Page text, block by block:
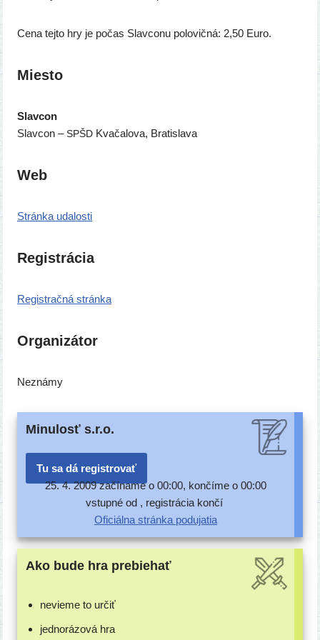
Cena tej­to hry je počas Slavconu polo­vič­ná: 2,50 Euro.
Miesto
Slavcon
Slavcon – SPŠDKvačalova, Bratislava
Web
Stránka uda­los­ti
Registrácia
Registračná strán­ka
Organizátor
Neznámy
Minulosť s.r.o.
Tu sa dá registrovať
25. 4. 2009 začí­na­me o 00:00, kon­čí­me o 00:00
vstup­né od , regis­trá­cia končí
Oficiálna strán­ka podujatia
Ako bude hra prebiehať
nevie­me to určiť
jed­no­rá­zo­vá hra